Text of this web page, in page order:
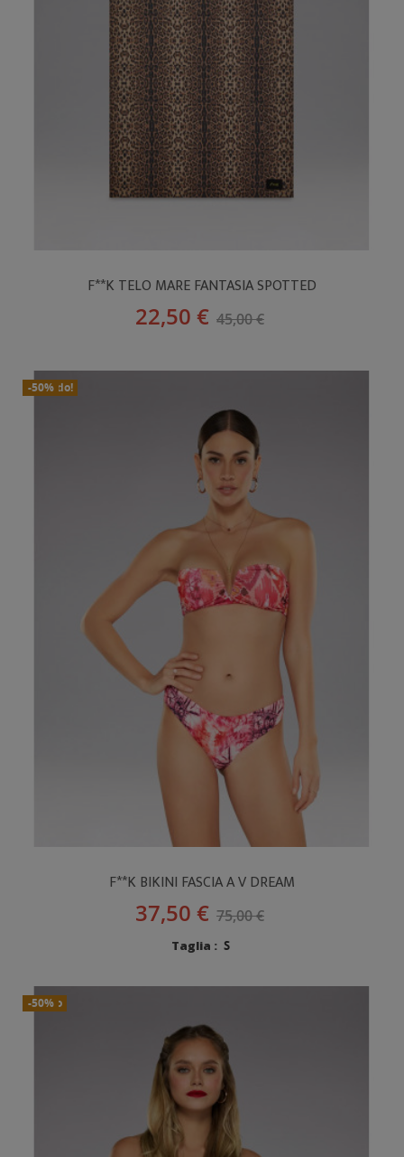
F**K TELO MARE FANTASIA SPOTTED
22,50 € 45,00 €
In Saldo!
Nuovo
F**K BIKINI FASCIA A V DREAM
37,50 € 75,00 €
-50%
Taglia : S
Nuovo
-50%